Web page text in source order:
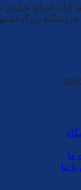
آباد، ابتدای
ما
ما